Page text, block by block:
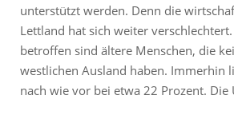
unterstützt werden. Denn die
Lettland hat sich weiter
betroffen sind ältere Menschen, die
westlichen Ausland haben. Immerhin
nach wie vor bei etwa 22 Prozent. Die